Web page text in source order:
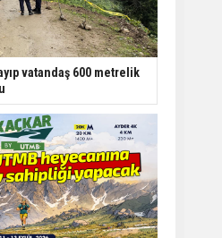
vatandaş 600 metrelik